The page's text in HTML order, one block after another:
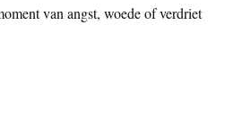
van angst, woede of verdriet